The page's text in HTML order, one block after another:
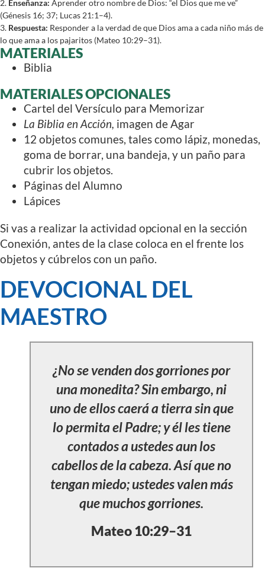
2. Enseñanza: Aprender otro nombre de Dios: “el Dios que me ve”
(Génesis 16; 37; Lucas 21:1–4).
3. Respuesta: Responder a la verdad de que Dios ama a cada niño más de
lo que ama a los pajaritos (Mateo 10:29–31).
MATERIALES
Biblia
MATERIALES OPCIONALES
Cartel del Versículo para Memorizar
La Biblia en Acción, imagen de Agar
12 objetos comunes, tales como lápiz, monedas,
goma de borrar, una bandeja, y un paño para
cubrir los objetos.
Páginas del Alumno
Lápices
Si vas a realizar la actividad opcional en la sección
Conexión, antes de la clase coloca en el frente los
objetos y cúbrelos con un paño.
DEVOCIONAL DEL
MAESTRO
¿No se venden dos gorriones por
una monedita? Sin embargo, ni
uno de ellos caerá a tierra sin que
lo permita el Padre; y él les tiene
contados a ustedes aun los
cabellos de la cabeza. Así que no
tengan miedo; ustedes valen más
que muchos gorriones.
Mateo 10:29–31